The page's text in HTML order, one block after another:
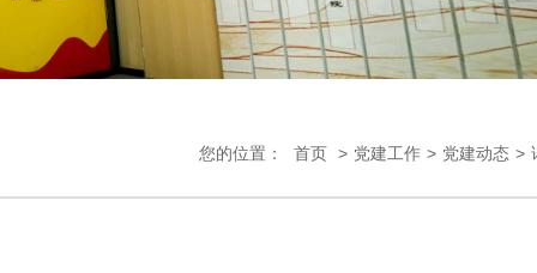
您的位置： 首页 > 党建工作 > 党建动态 >